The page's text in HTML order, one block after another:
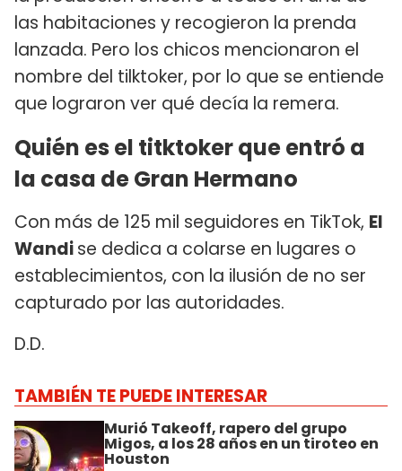
las habitaciones y recogieron la prenda
lanzada. Pero los chicos mencionaron el
nombre del tilktoker, por lo que se entiende
que lograron ver qué decía la remera.
Quién es el titktoker que entró a
la casa de Gran Hermano
Con más de 125 mil seguidores en TikTok, El
Wandise dedica a colarse en lugares o
establecimientos, con la ilusión de no ser
capturado por las autoridades.
D.D.
TAMBIÉN TE PUEDE INTERESAR
Murió Takeoff, rapero del grupo
Migos, a los 28 años en un tiroteo en
Houston